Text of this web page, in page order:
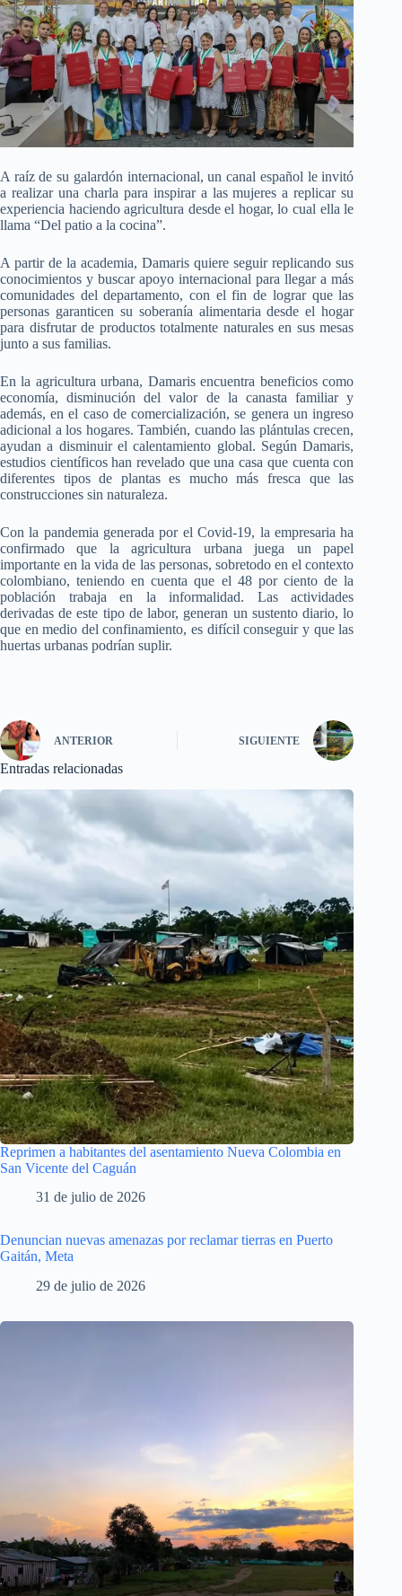
A raíz de su galardón internacional, un canal español le invitó
a realizar una charla para inspirar a las mujeres a replicar su
experiencia haciendo agricultura desde el hogar, lo cual ella le
llama “Del patio a la cocina”.
A partir de la academia, Damaris quiere seguir replicando sus
conocimientos y buscar apoyo internacional para llegar a más
comunidades del departamento, con el fin de lograr que las
personas garanticen su soberanía alimentaria desde el hogar
para disfrutar de productos totalmente naturales en sus mesas
junto a sus familias.
En la agricultura urbana, Damaris encuentra beneficios como
economía, disminución del valor de la canasta familiar y
además, en el caso de comercialización, se genera un ingreso
adicional a los hogares. También, cuando las plántulas crecen,
ayudan a disminuir el calentamiento global. Según Damaris,
estudios científicos han revelado que una casa que cuenta con
diferentes tipos de plantas es mucho más fresca que las
construcciones sin naturaleza.
Con la pandemia generada por el Covid-19, la empresaria ha
confirmado que la agricultura urbana juega un papel
importante en la vida de las personas, sobretodo en el contexto
colombiano, teniendo en cuenta que el 48 por ciento de la
población trabaja en la informalidad. Las actividades
derivadas de este tipo de labor, generan un sustento diario, lo
que en medio del confinamiento, es difícil conseguir y que las
huertas urbanas podrían suplir.
ANTERIOR SIGUIENTE
Entradas relacionadas
Reprimen a habitantes del asentamiento Nueva Colombia en
San Vicente del Caguán
31 de julio de 2026
Denuncian nuevas amenazas por reclamar tierras en Puerto
Gaitán, Meta
29 de julio de 2026